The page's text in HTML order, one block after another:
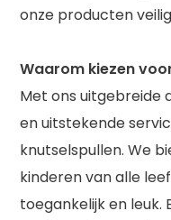
onze producten
Waarom kiezen
Met ons uitgebreide
en uitstekende
knutselspullen. We
kinderen van alle
toegankelijk en leuk.